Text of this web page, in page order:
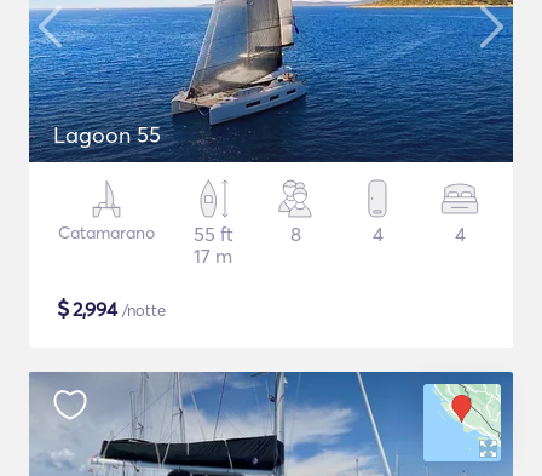
Lagoon 55
Catamarano
55 ft
17 m
8 4 4
$2,994/notte